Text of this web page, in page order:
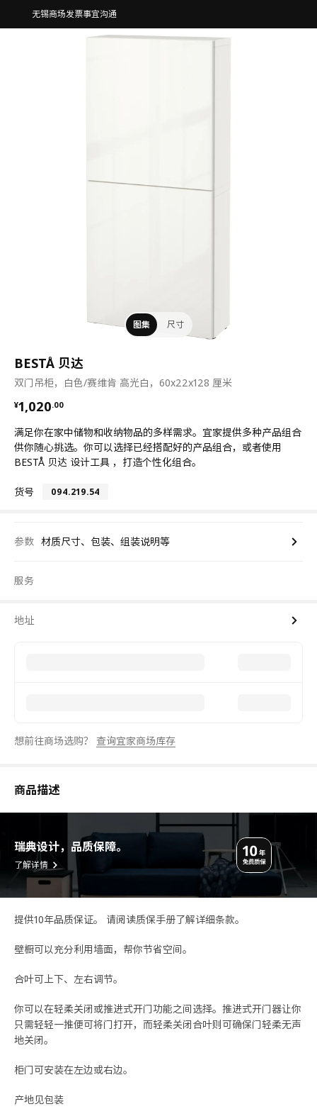
无锡商场发票事宜沟通
图集 尺寸
BESTÅ 贝达
双门吊柜，白色/赛维肯 高光白，60x22x128 厘米
¥1,020.00
¥ 1020.00
满足你在家中储物和收纳物品的多样需求。宜家提供多种产品组合
供你随心挑选。你可以选择已经搭配好的产品组合，或者使用
BESTÅ 贝达 设计工具 ，打造个性化组合。
货号 094.219.54
参数 材质尺寸、包装、组装说明等
服务
地址
想前往商场选购？ 查询宜家商场库存
商品描述
瑞典设计，品质保障。
了解详情
提供10年品质保证。 请阅读质保手册了解详细条款。
壁橱可以充分利用墙面，帮你节省空间。
合叶可上下、左右调节。
你可以在轻柔关闭或推进式开门功能之间选择。推进式开门器让你
只需轻轻一推便可将门打开，而轻柔关闭合叶则可确保门轻柔无声
地关闭。
柜门可安装在左边或右边。
产地见包装